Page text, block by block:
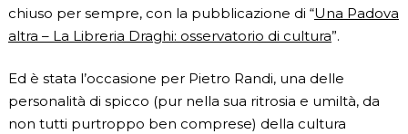
chiuso per sempre, con la pubblicazione di “Una Padova
altra – La Libreria Draghi: osservatorio di cultura”.
Ed è stata l’occasione per Pietro Randi, una delle
personalità di spicco (pur nella sua ritrosia e umiltà, da
non tutti purtroppo ben comprese) della cultura